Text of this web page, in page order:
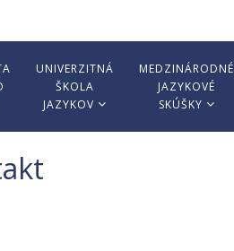
UNIVERZITNÁ
ŠKOLA
JAZYKOV
MEDZINÁRODNÉ
JAZYKOVÉ
SKÚŠKY